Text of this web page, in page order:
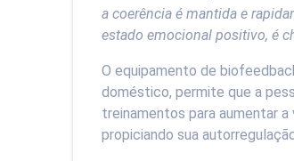
a coerência é mantida e
estado emocional positivo, é
O equipamento de
doméstico, permite que a
treinamentos para aumentar
propiciando sua